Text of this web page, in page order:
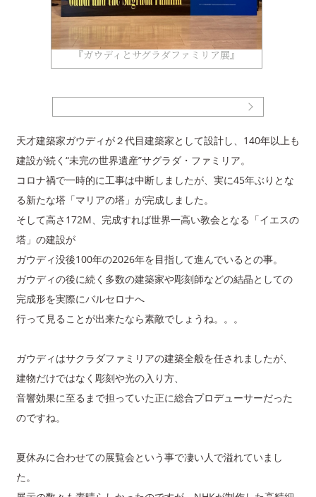
『ガウディとサグラダファミリア展』
天才建築家ガウディが２代目建築家として設計し、140年以上も
建設が続く“未完の世界遺産”サグラダ・ファミリア。
コロナ禍で一時的に工事は中断しましたが、実に45年ぶりとな
る新たな塔「マリアの塔」が完成しました。
そして高さ172M、完成すれば世界一高い教会となる「イエスの
塔」の建設が
ガウディ没後100年の2026年を目指して進んでいるとの事。
ガウディの後に続く多数の建築家や彫刻師などの結晶としての
完成形を実際にバルセロナへ
行って見ることが出来たなら素敵でしょうね。。。
ガウディはサクラダファミリアの建築全般を任されましたが、
建物だけではなく彫刻や光の入り方、
音響効果に至るまで担っていた正に総合プロデューサーだった
のですね。
夏休みに合わせての展覧会という事で凄い人で溢れていまし
た。